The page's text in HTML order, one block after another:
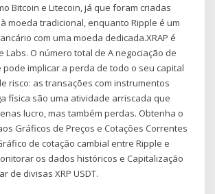
Bitcoin e Litecoin, já que foram criadas
moeda tradicional, enquanto Ripple é um
com uma moeda dedicada.XRAP é
Labs. O número total de A negociação de
pode implicar a perda de todo o seu capital
risco: as transações com instrumentos
física são uma atividade arriscada que
lucro, mas também perdas. Obtenha o
Gráficos de Preços e Cotações Correntes
de cotação cambial entre Ripple e
os dados históricos e Capitalização
de divisas XRP USDT.